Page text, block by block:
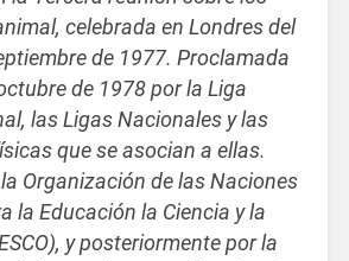
celebrada en Londres del
de 1977. Proclamada
de 1978 por la Liga
las Ligas Nacionales y las
que se asocian a ellas.
Organización de las Naciones
la Educación la Ciencia y la
y posteriormente por la